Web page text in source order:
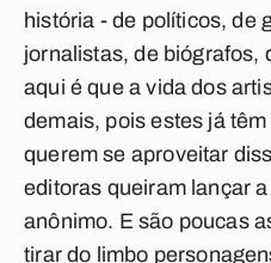
história - de políticos, de
jornalistas, de biógrafos,
aqui é que a vida dos
demais, pois estes já
querem se aproveitar
editoras queiram lançar
anônimo. E são poucas
tirar do limbo